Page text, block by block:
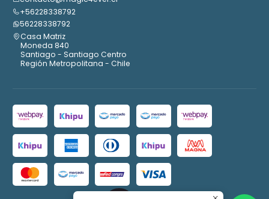
+56228338792
56228338792
Casa Matriz
Moneda 840
Santiago - Santiago Centro
Región Metropolitana - Chile